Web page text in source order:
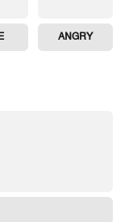
ANGRY